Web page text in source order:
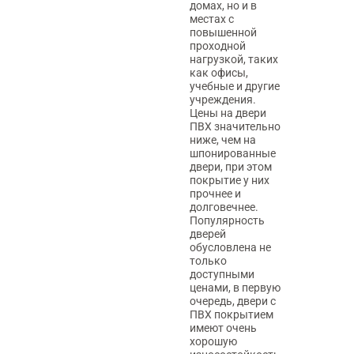
домах, но и в
местах с
повышенной
проходной
нагрузкой, таких
как офисы,
учебные и другие
учреждения.
Цены на двери
ПВХ значительно
ниже, чем на
шпонированные
двери, при этом
покрытие у них
прочнее и
долговечнее.
Популярность
дверей
обусловлена не
только
доступными
ценами, в первую
очередь, двери с
ПВХ покрытием
имеют очень
хорошую